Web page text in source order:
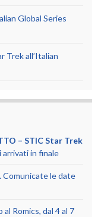
Global Series
Trek all’Italian
– STIC Star Trek
arrivati in finale
Comunicate le date
Romics, dal 4 al 7